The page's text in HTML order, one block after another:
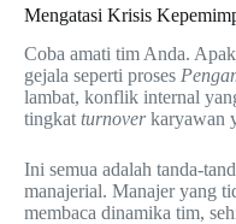
Mengatasi Krisis
Coba amati tim Anda.
gejala seperti proses
lambat, konflik internal
tingkatturnoverkaryawan
Ini semua adalah tanda-
manajerial. Manajer yang
membaca dinamika tim,